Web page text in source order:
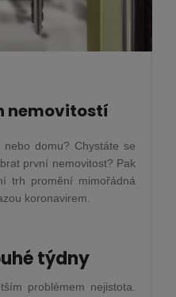
nemovitostí
domu? Chystáte se
první nemovitost? Pak
trh promění mimořádná
koronavirem.
týdny
problémem nejistota.